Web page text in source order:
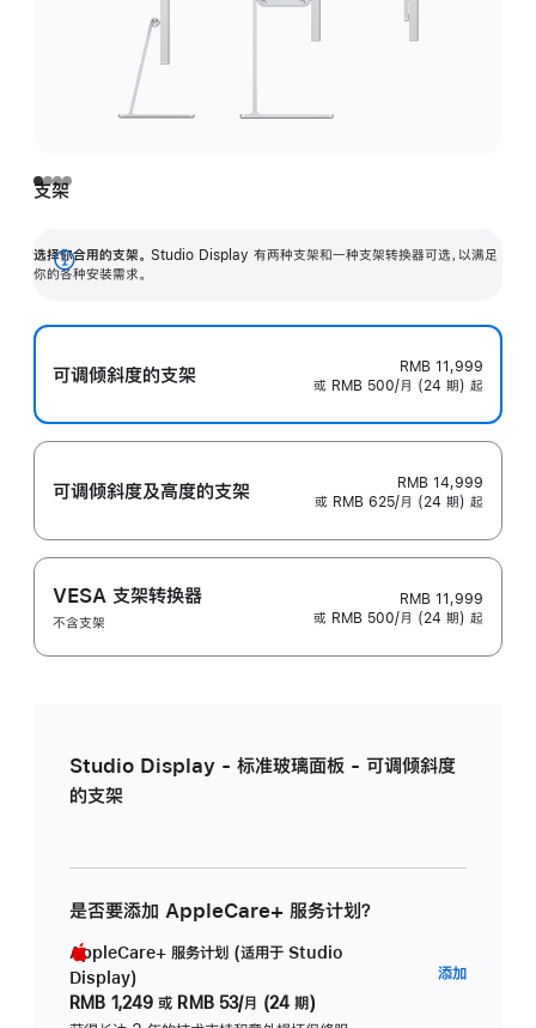
支架
选择你合用的支架。 Studio Display 有两种支架和一种支架转换器可选，以满足
你的各种安装需求。
展
可调倾斜度的支架
RMB 11,999
或 RMB 500/月 (24 期) 起
可调倾斜度及高‍度的支‍架
RMB 14,999
或 RMB 625/月 (24 期) 起
VESA 支架转换器
不含支架
RMB 11,999
或 RMB 500/月 (24 期) 起
Studio Display - 标准玻璃面板 - 可调倾斜度
的支架
是否要添加 AppleCare+ 服务计划？
AppleCare+ 服务计划 (适用于 Studio
Display)
RMB 1,249 或 RMB 53/月 (24 期)
添加